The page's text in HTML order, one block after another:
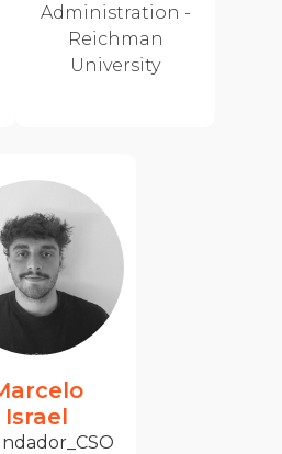
Administration -
Reichman
University
Israel